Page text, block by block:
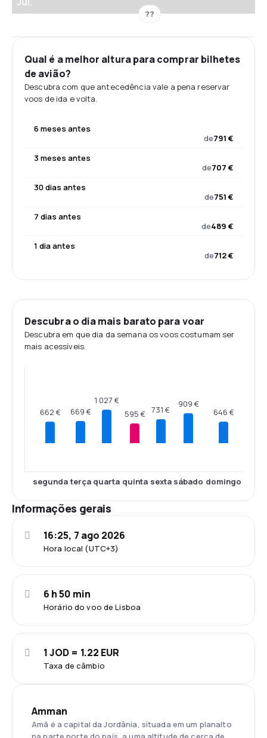
??
Qual é a melhor altura para comprar bilhetes
de avião?
Descubra com que antecedência vale a pena reservar
voos de ida e volta.
6 meses antes
de791 €
3 meses antes
de707 €
30 dias antes
de751 €
7 dias antes
de489 €
1 dia antes
de712 €
Descubra o dia mais barato para voar
Descubra em que dia da semana os voos costumam ser
mais acessíveis.
662 €
segunda
669 €
terça
1 027 €
quarta
595 €
quinta
731 €
sexta
909 €
sábado
646 €
domingo
Informações gerais
Hora local (UTC+3)
16:25, 7 ago 2026
Horário do voo de Lisboa
6 h 50 min
Taxa de câmbio
1 JOD = 1.22 EUR
Amman
Amã é a capital da Jordânia, situada em um planalto